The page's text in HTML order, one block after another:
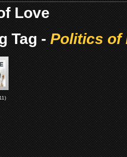
Love
Tag -Politics of